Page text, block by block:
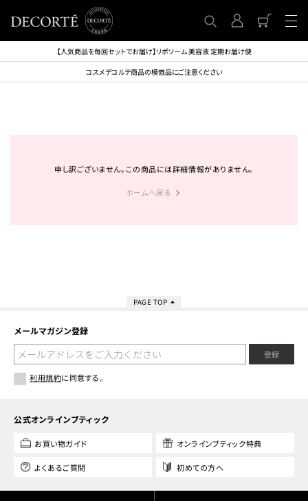
【人気商品を毎回セットでお届け】リポソーム 美容液 定期お届け便
コスメデコルテ商品の模倣品にご注意ください
申し訳ございません。この商品には詳細情報がありません。
ホームへ戻る
PAGE TOP
メールマガジン登録
登録
利用規約に同意する。
公式オンラインブティック
お買い物ガイド オンラインブティック特典
よくあるご質問 初めての方へ